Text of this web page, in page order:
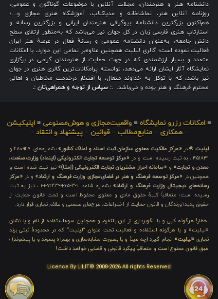
دانشنامه هنر و هنرمندان، مجلات آنلاین با موضوعات گوناگون و عمومی،
روزنامه آنلاین هنر، تماشاخانه و مدیاکلاب، آموزشگاه هنری مجازی و…؛
هم‌اکنون بزرگترین دانشنامه بیوگرافی هنرمندان ایرانی و بزرگترین رسانه و
استارتاپ هنری فارسی زبان در کل جهان نیز می‌باشد که به‌منظور ارتقای سطح
دانش جامعه، به‌عنوان دانشنامه عمومی و رسانهٔ فعال در عرصهٔ هنر ایران
فعالیت نموده است؛ گالری لیلیت همچنین علاوه‌بر تمامی این موارد، با امکانات
متعدد و بسیار ارزشمندی که در جهت حمایت از هنرمندان گرامی در برگزاری
نمایشگاه آثار ایشان ارائه می‌دهد، توانسته پرامکانات‌ترین گالری هنری در جهان
نیز باشد، که با توکل به خداوند متعال، با افتخار درخدمت مخاطبان و اهالی
محترم فرهنگ و هنر بوده و می‌باشد. .: سپاس از توجه و همراهی‌تان :.
≡ امکانات رزرو نمایشگاه ≡ واقعیت‌مجازی و هوش‌مصنوعی ≡ اپلیکیشن
≡همکاری ≡منابع‌مطالب ≡قوانین ≡پیشنهاد و انتقاد ≡
لیلیت ® در «مرکز مالکیت معنوی سازمان ثبت اسناد و املاک کشور»
بشماره‌های: ۲۸۰۹۲۹ و
۴۵۱۸۴۱ ، به ثبت رسیده است و در
«مرکز توسعه تجارت الکترونیکی (اینماد) وزارت صنعت،
معدن و تجارت» و «سامانه احراز مشتریان تجارت الکترونیکی (اِمتا)» نیز ثبت شده است و
همچنین در «مرکز توسعه فرهنگ و هنر در فضای‌مجازی وزارت فرهنگ و ارشاد» و در«مرکز
رسانه‌های دیجیتال وزارت فرهنگ و ارشاد»
بشماره شامَد: ۱-۳-۶۵-۷۱۲۳۹۹-۱-۱ ، نیز به ثبت
رسیده است؛ متعاقباً کلیهٔ حقوق مادی و معنوی محفوظ است و تحت قانون حمایت از
حقوق پدیدآورندگان و قانون حمایت از اختراعات، طرح‌های صنعتی و علائم تجاری قرار دارد.
اخطار! هرگونه کپی و یا الگوبرداری از این پلتفرم و همچنین سوءاستفاده از نام و یا نشان
«لیلیت» و یا هرگونه استفاده و فعالیت تحت عنوان “لیلیت” که در محدودهٔ ثبتی برند
تجاری «لیلیت» انجام گیرد (چه عیناً و یا بصورت مشابه‌سازی و بهمراه پسوند و یا پیشوند) ؛
طبق قانون ممنوع است و متعاقباً پیگرد قانونی و قضایی خواهد داشت!
Licence By LILIT© 2008-2026 All rights Reserved